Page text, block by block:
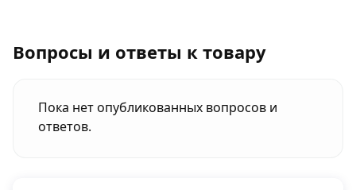
Вопросы и ответы к товару
Пока нет опубликованных вопросов и
ответов.